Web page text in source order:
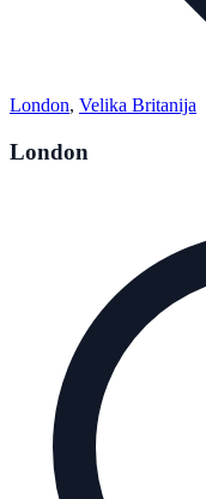
London, Velika Britanija
London